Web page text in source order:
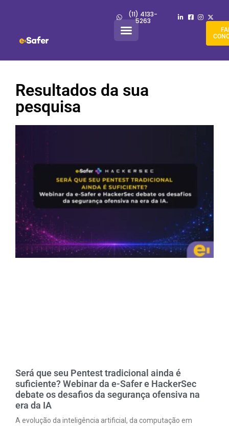
(11) 4133-
5263
Resultados da sua
pesquisa
Será que seu Pentest tradicional ainda é
suficiente? Webinar da e-Safer e HackerSec
debate os desafios da segurança ofensiva na
era da IA
A evolução da inteligência artificial, da computação em